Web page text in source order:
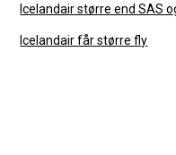
Icelandair større end SAS
Icelandair får større fly